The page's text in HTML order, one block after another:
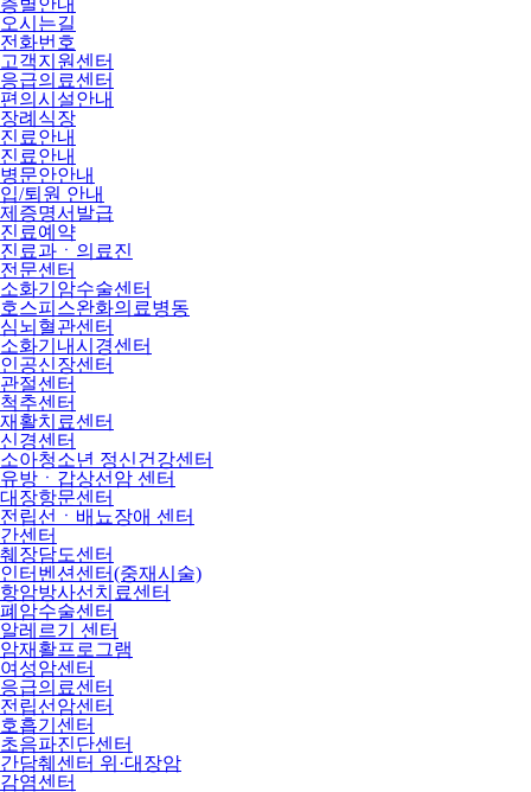
층별안내
오시는길
전화번호
고객지원센터
응급의료센터
편의시설안내
장례식장
진료안내
진료안내
병문안안내
입/퇴원 안내
제증명서발급
진료예약
진료과ㆍ의료진
전문센터
소화기암수술센터
호스피스완화의료병동
심뇌혈관센터
소화기내시경센터
인공신장센터
관절센터
척추센터
재활치료센터
신경센터
소아청소년 정신건강센터
유방ㆍ갑상선암 센터
대장항문센터
전립선ㆍ배뇨장애 센터
간센터
췌장담도센터
인터벤션센터(중재시술)
항암방사선치료센터
폐암수술센터
알레르기 센터
암재활프로그램
여성암센터
응급의료센터
전립선암센터
호흡기센터
초음파진단센터
간담췌센터 위·대장암
감염센터